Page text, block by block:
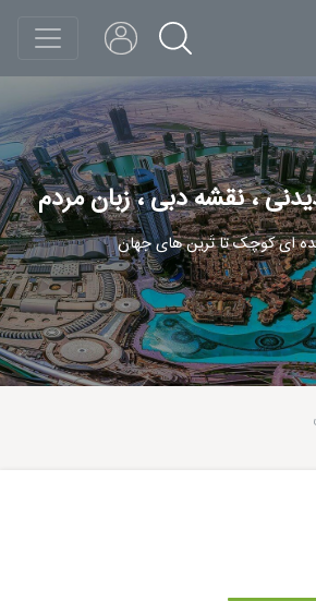
، نقشه دبی ، زبان مردم
ای کوچک تا تَرین های جهان